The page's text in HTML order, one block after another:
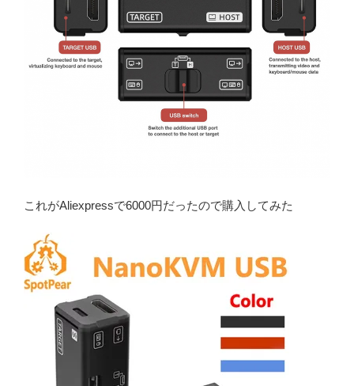
これがAliexpressで6000円だったので購入してみた